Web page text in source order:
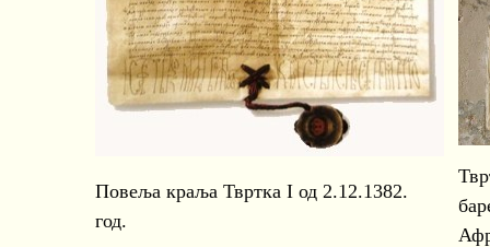
Повеља краља Твртка I од 2.12.1382.
год.